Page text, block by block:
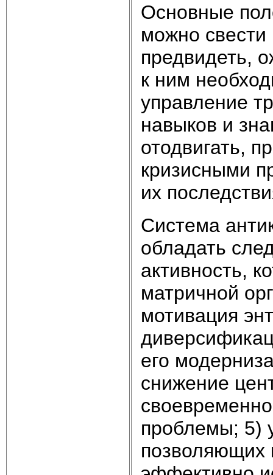
Основные
можно
предвидеть,
к ним
управление
навыков и
отодвигать,
кризисными
их
Система
обладать
активность,
матричной
мотивация
его
снижение
проблемы; 5)
позволяющих